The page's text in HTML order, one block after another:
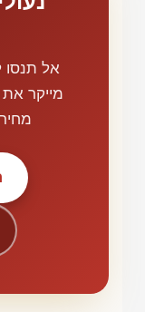
אל
מייקר